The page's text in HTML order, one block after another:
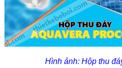
Hình ảnh: Hộp thu